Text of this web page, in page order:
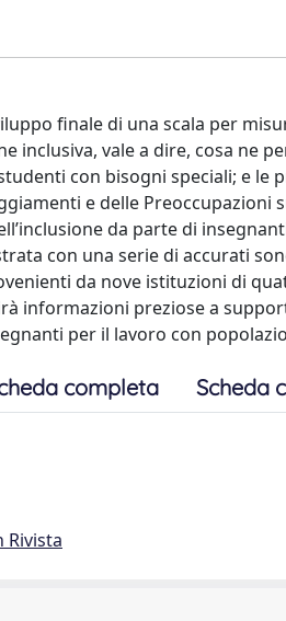
finale di una scala per
inclusiva, vale a dire, cosa ne
con bisogni speciali; e le
e delle Preoccupazioni
da parte di
con una serie di accurati
da nove istituzioni di
informazioni preziose a
per il lavoro con
completa Scheda
Rivista